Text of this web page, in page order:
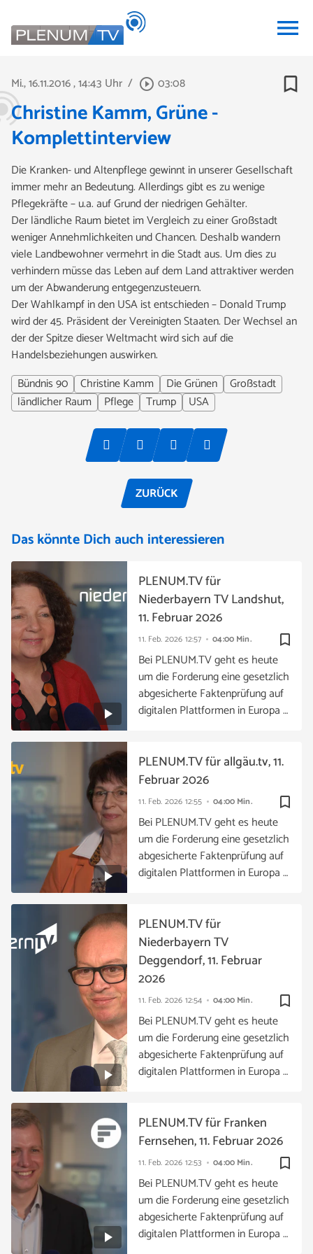
menu
Mi., 16.11.2016, 14:43 Uhr / play_circle_outline 03:08 bookmark_border
Christine Kamm, Grüne -
Komplettinterview
Die Kranken- und Altenpflege gewinnt in unserer Gesellschaft
immer mehr an Bedeutung. Allerdings gibt es zu wenige
Pflegekräfte – u.a. auf Grund der niedrigen Gehälter.
Der ländliche Raum bietet im Vergleich zu einer Großstadt
weniger Annehmlichkeiten und Chancen. Deshalb wandern
viele Landbewohner vermehrt in die Stadt aus. Um dies zu
verhindern müsse das Leben auf dem Land attraktiver werden
um der Abwanderung entgegenzusteuern.
Der Wahlkampf in den USA ist entschieden – Donald Trump
wird der 45. Präsident der Vereinigten Staaten. Der Wechsel an
der der Spitze dieser Weltmacht wird sich auf die
Handelsbeziehungen auswirken.
Bündnis 90
Christine Kamm Die Grünen
Großstadt
ländlicher Raum
Pflege Trump USA
ZURÜCK
Das könnte Dich auch interessieren
bookmark_border
11. Feb. 2026 12:57 04:00 Min.
PLENUM.TV für
Niederbayern TV Landshut,
11. Februar 2026
Bei PLENUM.TV geht es heute
um die Forderung eine gesetzlich
abgesicherte Faktenprüfung auf
digitalen Plattformen in Europa …
bookmark_border
11. Feb. 2026 12:55 04:00 Min.
PLENUM.TV für allgäu.tv, 11.
Februar 2026
Bei PLENUM.TV geht es heute
um die Forderung eine gesetzlich
abgesicherte Faktenprüfung auf
digitalen Plattformen in Europa …
bookmark_border
11. Feb. 2026 12:54 04:00 Min.
PLENUM.TV für
Niederbayern TV
Deggendorf, 11. Februar
2026
Bei PLENUM.TV geht es heute
um die Forderung eine gesetzlich
abgesicherte Faktenprüfung auf
digitalen Plattformen in Europa …
bookmark_border
11. Feb. 2026 12:53 04:00 Min.
PLENUM.TV für Franken
Fernsehen, 11. Februar 2026
Bei PLENUM.TV geht es heute
um die Forderung eine gesetzlich
abgesicherte Faktenprüfung auf
digitalen Plattformen in Europa …